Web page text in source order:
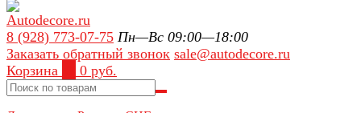
8 (928) 773-07-75 Пн—Вс 09:00—18:00
Заказать обратный звонок sale@autodecore.ru
Корзина
0 руб.